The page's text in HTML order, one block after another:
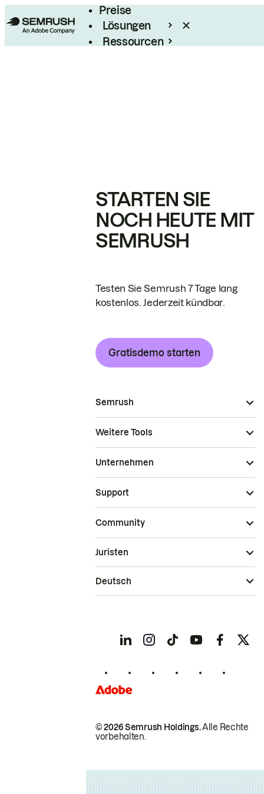
Preise
Lösungen
Ressourcen
STARTEN SIE
NOCH HEUTE MIT
SEMRUSH
Testen Sie Semrush 7 Tage lang
kostenlos. Jederzeit kündbar.
Gratisdemo starten
Semrush
Weitere Tools
Unternehmen
Support
Community
© 2026 Semrush Holdings.Alle Rechte
vorbehalten.
Juristen
Deutsch